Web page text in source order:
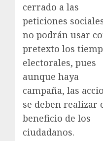
cerrado a las
peticiones
no podrán usar
pretexto los
electorales, pues
aunque haya
campaña, las
se deben realizar
beneficio de los
ciudadanos.